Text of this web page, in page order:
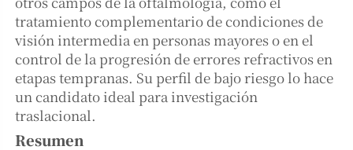
tratamiento complementario de condiciones de
visión intermedia en personas mayores o en el
control de la progresión de errores refractivos en
etapas tempranas. Su perfil de bajo riesgo lo hace
un candidato ideal para investigación
traslacional.
Resumen